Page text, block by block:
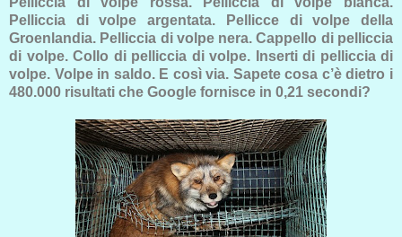
Pelliccia di volpe argentata. Pellicce di volpe della
Groenlandia. Pelliccia di volpe nera. Cappello di pelliccia
di volpe. Collo di pelliccia di volpe. Inserti di pelliccia di
volpe. Volpe in saldo. E così via. Sapete cosa c’è dietro i
480.000 risultati che Google fornisce in 0,21 secondi?